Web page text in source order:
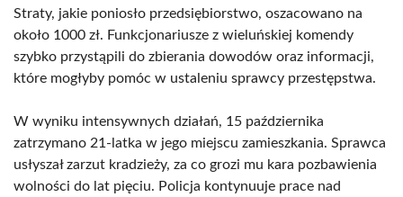
Straty, jakie poniosło przedsiębiorstwo, oszacowano na
około 1000 zł. Funkcjonariusze z wieluńskiej komendy
szybko przystąpili do zbierania dowodów oraz informacji,
które mogłyby pomóc w ustaleniu sprawcy przestępstwa.
W wyniku intensywnych działań, 15 października
zatrzymano 21-latka w jego miejscu zamieszkania. Sprawca
usłyszał zarzut kradzieży, za co grozi mu kara pozbawienia
wolności do lat pięciu. Policja kontynuuje prace nad